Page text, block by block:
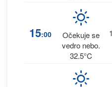
15:00
Očekuje se
vedro nebo.
32.5°C